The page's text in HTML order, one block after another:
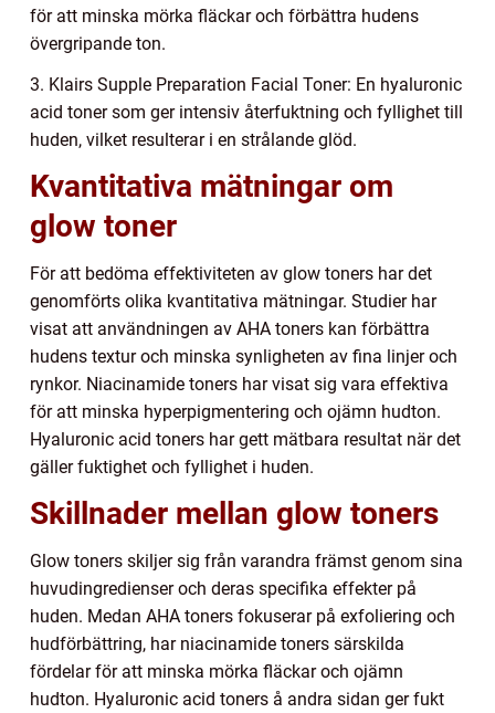
för att minska mörka fläckar och förbättra hudens
övergripande ton.
3. Klairs Supple Preparation Facial Toner: En hyaluronic
acid toner som ger intensiv återfuktning och fyllighet till
huden, vilket resulterar i en strålande glöd.
Kvantitativa mätningar om
glow toner
För att bedöma effektiviteten av glow toners har det
genomförts olika kvantitativa mätningar. Studier har
visat att användningen av AHA toners kan förbättra
hudens textur och minska synligheten av fina linjer och
rynkor. Niacinamide toners har visat sig vara effektiva
för att minska hyperpigmentering och ojämn hudton.
Hyaluronic acid toners har gett mätbara resultat när det
gäller fuktighet och fyllighet i huden.
Skillnader mellan glow toners
Glow toners skiljer sig från varandra främst genom sina
huvudingredienser och deras specifika effekter på
huden. Medan AHA toners fokuserar på exfoliering och
hudförbättring, har niacinamide toners särskilda
fördelar för att minska mörka fläckar och ojämn
hudton. Hyaluronic acid toners å andra sidan ger fukt